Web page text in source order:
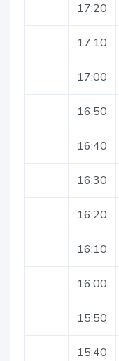
17:20
17:10
17:00
16:50
16:40
16:30
16:20
16:10
16:00
15:50
15:40